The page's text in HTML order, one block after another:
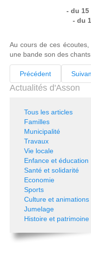
- du 15
- du
Au cours de ces
une bande son des
Précédent
Actualités d'Asson
Tous les articles
Familles
Municipalité
Travaux
Vie locale
Enfance et éducation
Santé et solidarité
Economie
Sports
Culture et animations
Jumelage
Histoire et patrimoine